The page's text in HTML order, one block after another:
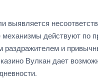
выявляется
действуют по
и
казино Вулкан дает